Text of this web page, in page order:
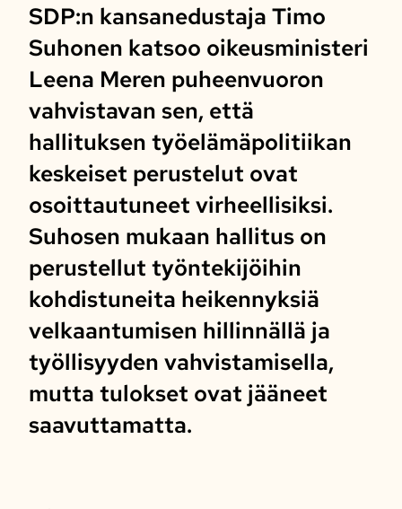
SDP:n kansanedustaja Timo
Suhonen katsoo oikeusministeri
Leena Meren puheenvuoron
vahvistavan sen, että
hallituksen työelämäpolitiikan
keskeiset perustelut ovat
osoittautuneet virheellisiksi.
Suhosen mukaan hallitus on
perustellut työntekijöihin
kohdistuneita heikennyksiä
velkaantumisen hillinnällä ja
työllisyyden vahvistamisella,
mutta tulokset ovat jääneet
saavuttamatta.